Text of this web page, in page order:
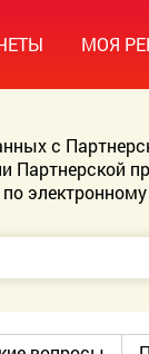
МОЯ
с
электронному